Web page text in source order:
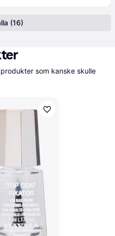
Visa alla (16)
som kanske skulle